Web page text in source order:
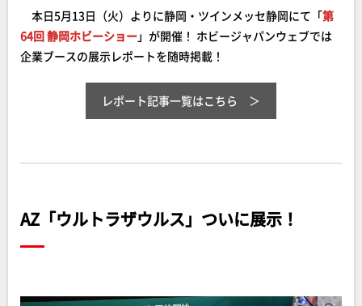
本日5月13日（火）よりに静岡・ツインメッセ静岡にて「第
64回 静岡ホビーショー」が開催！ ホビージャパンウェブでは
企業ブースの展示レポートを随時掲載！
レポート記事一覧はこちら
AZ「ウルトラザウルス」ついに展示！